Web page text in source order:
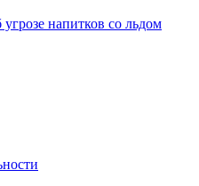
напитков со льдом